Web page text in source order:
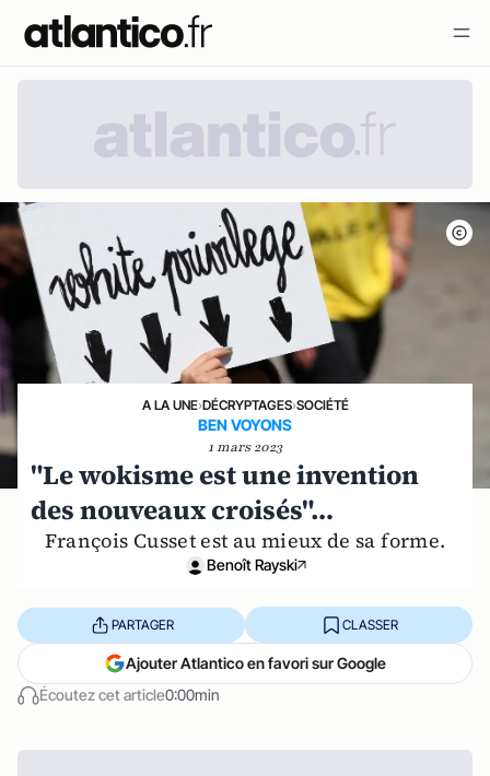
A LA UNE›DÉCRYPTAGES›SOCIÉTÉ
BEN VOYONS
1 mars 2023
"Le wokisme est une invention
des nouveaux croisés"…
François Cusset est au mieux de sa forme.
Benoît Rayski
Écoutez cet article0:00min
PARTAGER CLASSER
Ajouter Atlantico en favori sur Google